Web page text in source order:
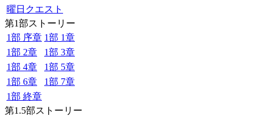
曜日クエスト
第1部ストーリー
1部 序章 1部 1章
1部 2章
1部 3章
1部 4章
1部 5章
1部 6章
1部 7章
1部 終章
第1.5部ストーリー